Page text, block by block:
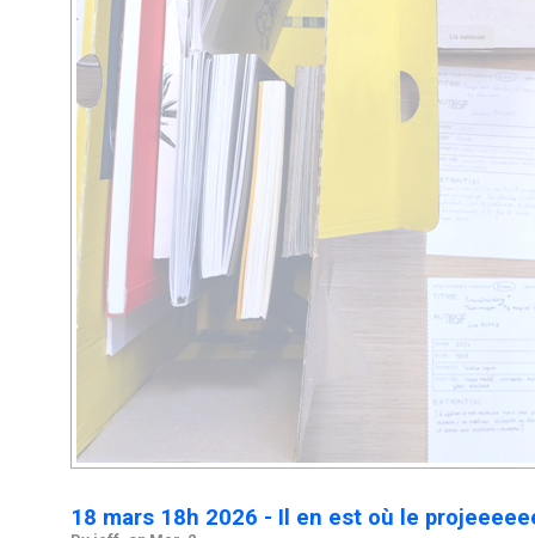
18 mars 18h 2026 - Il en est où le